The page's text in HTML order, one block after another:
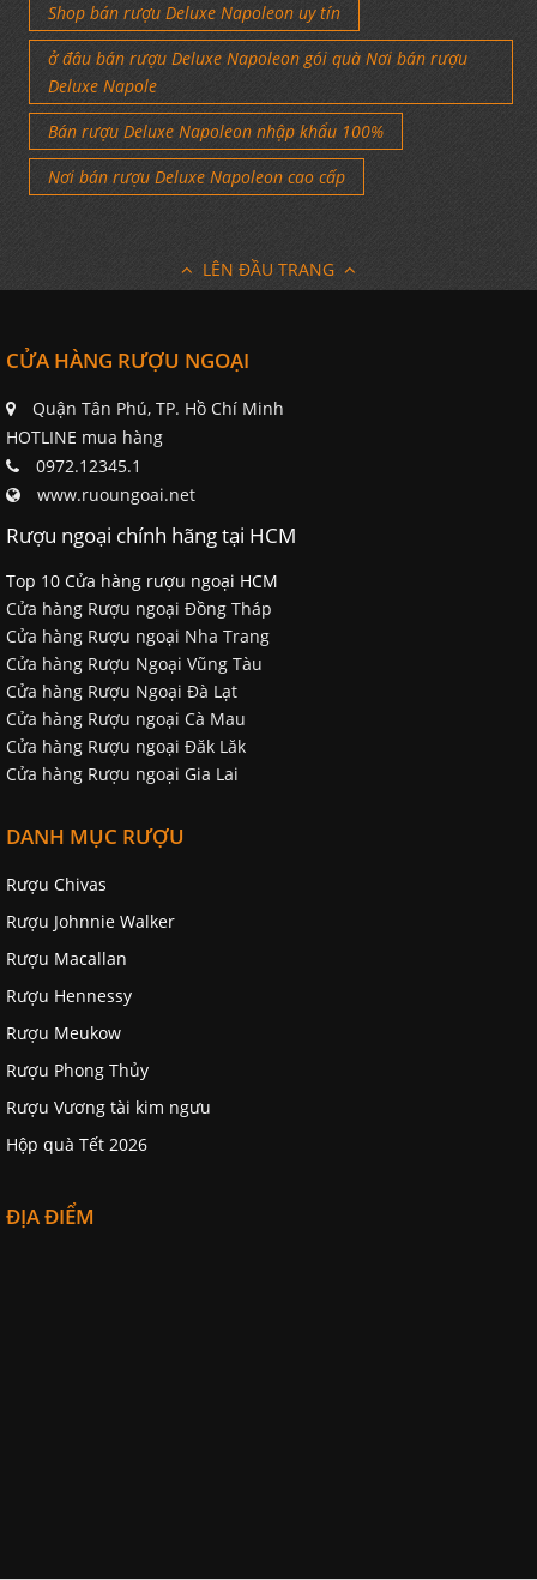
Shop bán rượu Deluxe Napoleon uy tín
ở đâu bán rượu Deluxe Napoleon gói quà Nơi bán rượu
Deluxe Napole
Bán rượu Deluxe Napoleon nhập khẩu 100%
Nơi bán rượu Deluxe Napoleon cao cấp
LÊN ĐẦU TRANG
CỬA HÀNG RƯỢU NGOẠI
Quận Tân Phú, TP. Hồ Chí Minh
HOTLINE mua hàng
0972.12345.1
www.ruoungoai.net
Rượu ngoại chính hãng tại HCM
Top 10 Cửa hàng rượu ngoại HCM
Cửa hàng Rượu ngoại Đồng Tháp
Cửa hàng Rượu ngoại Nha Trang
Cửa hàng Rượu Ngoại Vũng Tàu
Cửa hàng Rượu Ngoại Đà Lạt
Cửa hàng Rượu ngoại Cà Mau
Cửa hàng Rượu ngoại Đăk Lăk
Cửa hàng Rượu ngoại Gia Lai
DANH MỤC RƯỢU
Rượu Chivas
Rượu Johnnie Walker
Rượu Macallan
Rượu Hennessy
Rượu Meukow
Rượu Phong Thủy
Rượu Vương tài kim ngưu
Hộp quà Tết 2026
ĐỊA ĐIỂM